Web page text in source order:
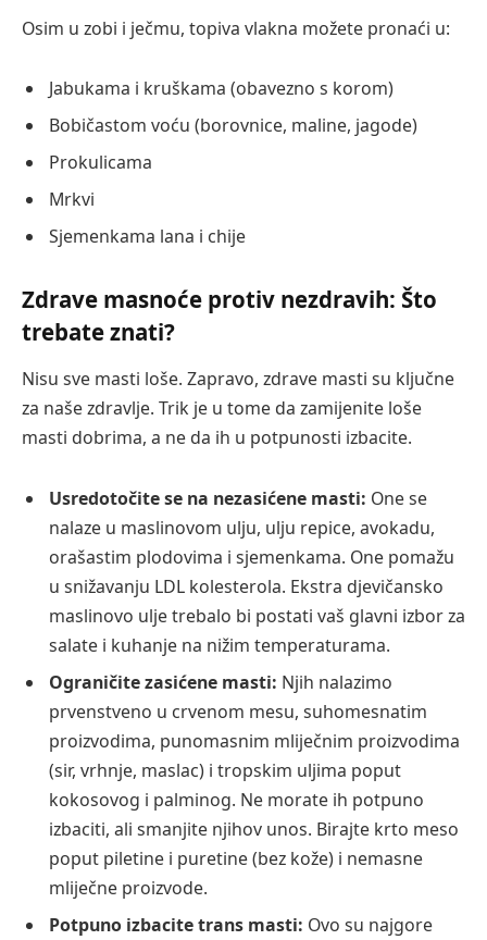
Osim u zobi i ječmu, topiva vlakna možete pronaći u:
Jabukama i kruškama (obavezno s korom)
Bobičastom voću (borovnice, maline, jagode)
Prokulicama
Mrkvi
Sjemenkama lana i chije
Zdrave masnoće protiv nezdravih: Što
trebate znati?
Nisu sve masti loše. Zapravo, zdrave masti su ključne
za naše zdravlje. Trik je u tome da zamijenite loše
masti dobrima, a ne da ih u potpunosti izbacite.
Usredotočite se na nezasićene masti: One se
nalaze u maslinovom ulju, ulju repice, avokadu,
orašastim plodovima i sjemenkama. One pomažu
u snižavanju LDL kolesterola. Ekstra djevičansko
maslinovo ulje trebalo bi postati vaš glavni izbor za
salate i kuhanje na nižim temperaturama.
Ograničite zasićene masti: Njih nalazimo
prvenstveno u crvenom mesu, suhomesnatim
proizvodima, punomasnim mliječnim proizvodima
(sir, vrhnje, maslac) i tropskim uljima poput
kokosovog i palminog. Ne morate ih potpuno
izbaciti, ali smanjite njihov unos. Birajte krto meso
poput piletine i puretine (bez kože) i nemasne
mliječne proizvode.
Potpuno izbacite trans masti: Ovo su najgore